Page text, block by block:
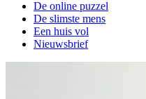
De online puzzel
De slimste mens
Een huis vol
Nieuwsbrief